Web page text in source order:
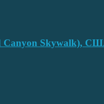
Canyon Skywalk),